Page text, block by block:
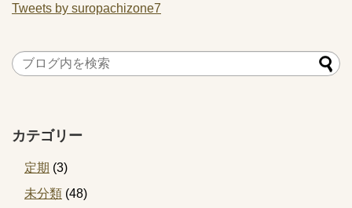
Tweets by suropachizone7
カテゴリー
定期 (3)
未分類 (48)